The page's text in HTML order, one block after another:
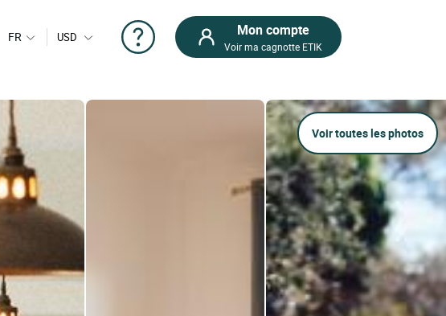
FR USD Mon compte
Voir ma cagnotte ETIK
Voir toutes les photos